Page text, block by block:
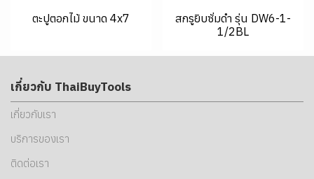
ตะปูตอกไม้ ขนาด 4x7
สกรูยิบซั่มดำ รุ่น DW6-1-
1/2BL
เกี่ยวกับ ThaiBuyTools
เกี่ยวกับเรา
บริการของเรา
ติดต่อเรา